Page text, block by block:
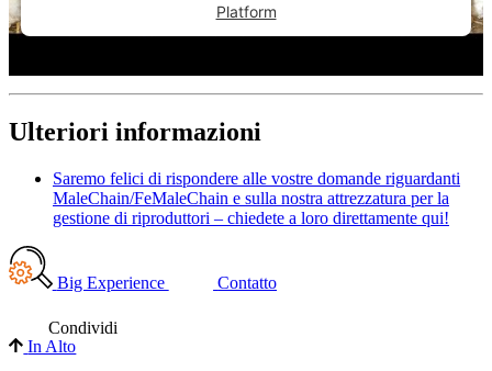
Platform
Ulteriori informazioni
Saremo felici di rispondere alle vostre domande riguardanti
MaleChain/FeMaleChain e sulla nostra attrezzatura per la
gestione di riproduttori – chiedete a loro direttamente qui!
Big Experience Contatto
Condividi
In Alto